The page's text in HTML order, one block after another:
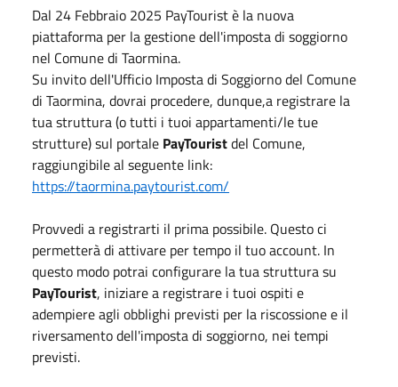
Dal 24 Febbraio 2025 PayTourist è la nuova
piattaforma per la gestione dell'imposta di soggiorno
nel Comune di Taormina.
Su invito dell'Ufficio Imposta di Soggiorno del Comune
di Taormina, dovrai procedere, dunque,a registrare la
tua struttura (o tutti i tuoi appartamenti/le tue
strutture) sul portale PayTouristdel Comune,
raggiungibile al seguente link:
https://taormina.paytourist.com/
Provvedi a registrarti il prima possibile. Questo ci
permetterà di attivare per tempo il tuo account. In
questo modo potrai configurare la tua struttura su
PayTourist, iniziare a registrare i tuoi ospiti e
adempiere agli obblighi previsti per la riscossione e il
riversamento dell'imposta di soggiorno, nei tempi
previsti.